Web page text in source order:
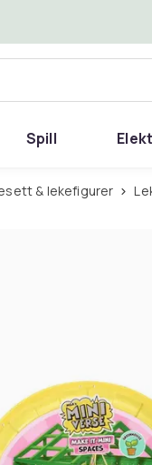
Spill
& lekefigurer